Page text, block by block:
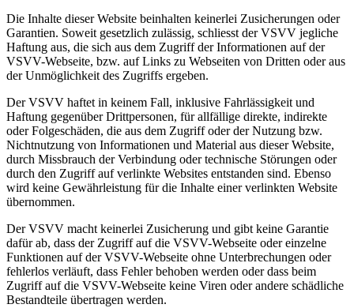
Die Inhalte dieser Website beinhalten keinerlei Zusicherungen oder
Garantien. Soweit gesetzlich zulässig, schliesst der VSVV jegliche
Haftung aus, die sich aus dem Zugriff der Informationen auf der
VSVV-Webseite, bzw. auf Links zu Webseiten von Dritten oder aus
der Unmöglichkeit des Zugriffs ergeben.
Der VSVV haftet in keinem Fall, inklusive Fahrlässigkeit und
Haftung gegenüber Drittpersonen, für allfällige direkte, indirekte
oder Folgeschäden, die aus dem Zugriff oder der Nutzung bzw.
Nichtnutzung von Informationen und Material aus dieser Website,
durch Missbrauch der Verbindung oder technische Störungen oder
durch den Zugriff auf verlinkte Websites entstanden sind. Ebenso
wird keine Gewährleistung für die Inhalte einer verlinkten Website
übernommen.
Der VSVV macht keinerlei Zusicherung und gibt keine Garantie
dafür ab, dass der Zugriff auf die VSVV-Webseite oder einzelne
Funktionen auf der VSVV-Webseite ohne Unterbrechungen oder
fehlerlos verläuft, dass Fehler behoben werden oder dass beim
Zugriff auf die VSVV-Webseite keine Viren oder andere schädliche
Bestandteile übertragen werden.